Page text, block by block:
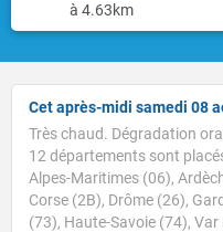
à 4.63km
Cet après-midi samedi 08
Très chaud. Dégradation
12 départements sont
Alpes-Maritimes (06),
Corse (2B), Drôme (26),
(73), Haute-Savoie (74),